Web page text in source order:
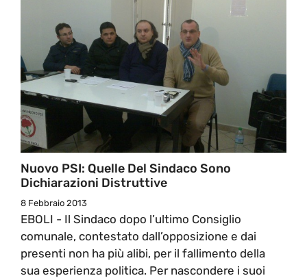
Nuovo PSI: Quelle Del Sindaco Sono
Dichiarazioni Distruttive
8 Febbraio 2013
EBOLI - Il Sindaco dopo l’ultimo Consiglio
comunale, contestato dall’opposizione e dai
presenti non ha più alibi, per il fallimento della
sua esperienza politica. Per nascondere i suoi